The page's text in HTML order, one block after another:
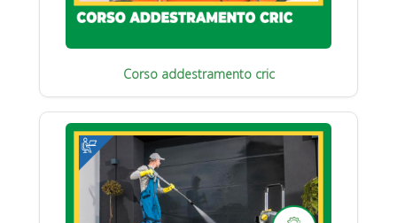
Corso addestramento cric